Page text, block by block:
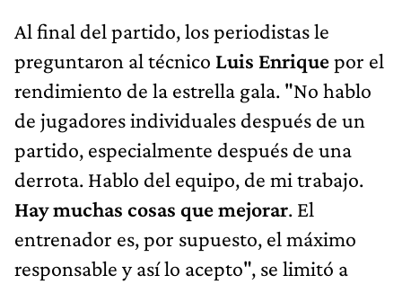
Al final del partido, los periodistas le
preguntaron al técnico Luis Enriquepor el
rendimiento de la estrella gala. "No hablo
de jugadores individuales después de un
partido, especialmente después de una
derrota. Hablo del equipo, de mi trabajo.
Hay muchas cosas que mejorar. El
entrenador es, por supuesto, el máximo
responsable y así lo acepto", se limitó a